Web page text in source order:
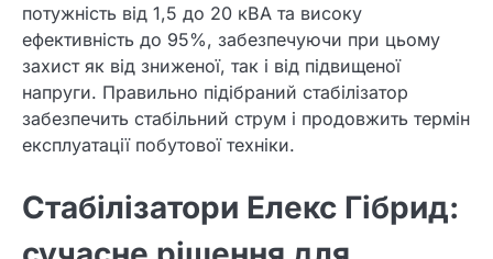
потужність від 1,5 до 20 кВА та високу
ефективність до 95%, забезпечуючи при цьому
захист як від зниженої, так і від підвищеної
напруги. Правильно підібраний стабілізатор
забезпечить стабільний струм і продовжить термін
експлуатації побутової техніки.
Стабілізатори Елекс Гібрид: